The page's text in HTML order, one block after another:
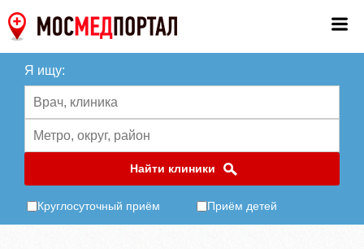
Я ищу:
Найти клиники
Круглосуточный приём Приём детей